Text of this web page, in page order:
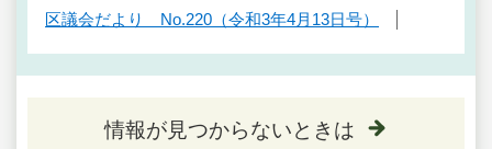
区議会だより No.220（令和3年4月13日号）
情報が見つからないときは